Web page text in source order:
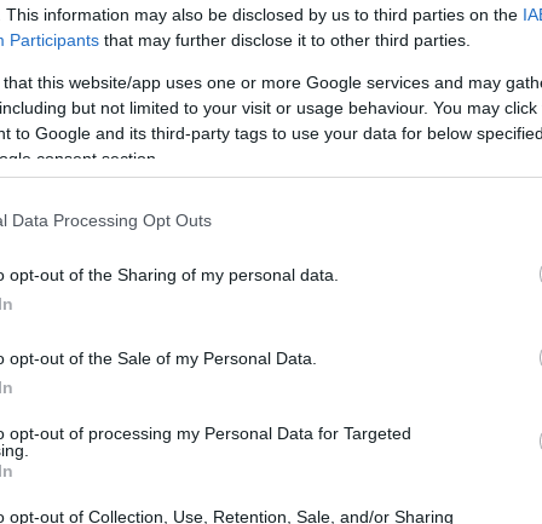
This information may also be disclosed by us to third parties on the
Participants that may further disclose it to other third parties.
that this website/app uses one or more Google services and may
but not limited to your visit or usage behaviour. You may
to Google and its third-party tags to use your data for below
consent section.
Data Processing Opt Outs
opt-out of the Sharing of my personal data.
opt-out of the Sale of my Personal Data.
opt-out of processing my Personal Data for Targeted
opt-out of Collection, Use, Retention, Sale, and/or Sharing
de Fonseca
acompanhado com atenção por torcedores e
quartas de finalde um Grand Slam representa um
Para oBrasil, o feito tem um valor simbólico:
representantes nas fases finais do circuito
mostra que Fonseca elevou o nível em
só o moral, mas também pontos no sistema da
melhor posicionamento no ranking e em
disso, performances em Grand Slams
mídia, fatores que ampliam a projeção do atleta.